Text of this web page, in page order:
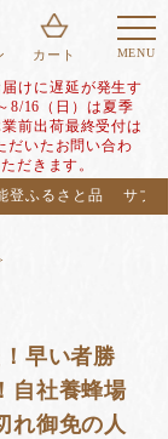
MENU
カート
けに遅延が発生す
8/16（日）は夏季
前出荷最終受付は
だいたお問い合わ
だきます。
登ふるさと品 サブ
早い者勝
自社養蜂場
れ御免の人